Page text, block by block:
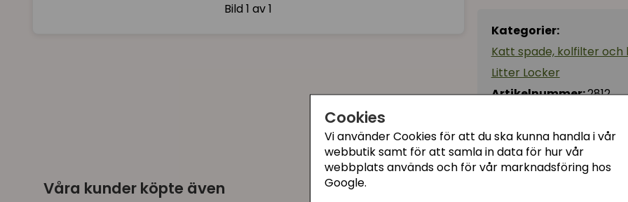
Cookies
Vi använder Cookies för att du ska kunna handla i vår
webbutik samt för att samla in data för hur vår
webbplats används och för vår marknadsföring hos
Google.
Bild1 av 1
Kategorier:
Katt spade, kolfilter och
Litter Locker
Artikelnummer:2812
Recensioner (2)
Våra kunder köpte även